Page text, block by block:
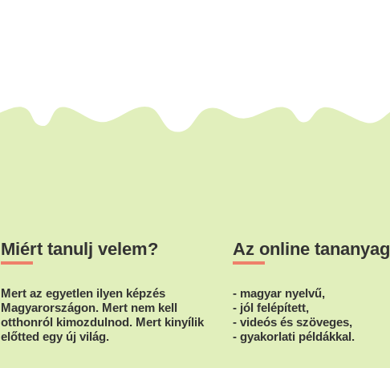
Miért tanulj velem?
Mert az egyetlen ilyen képzés
Magyarországon. Mert nem kell
otthonról kimozdulnod. Mert kinyílik
előtted egy új világ.
Az online tananyag
- magyar nyelvű,
- jól felépített,
- videós és szöveges,
- gyakorlati példákkal.